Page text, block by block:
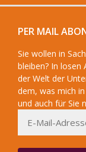
PER MAIL
Sie wollen in
bleiben? In losen
der Welt der
dem, was mich
und auch für Sie
Mail-